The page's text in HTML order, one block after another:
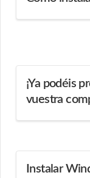
¡Ya podéis
vuestra
Instalar